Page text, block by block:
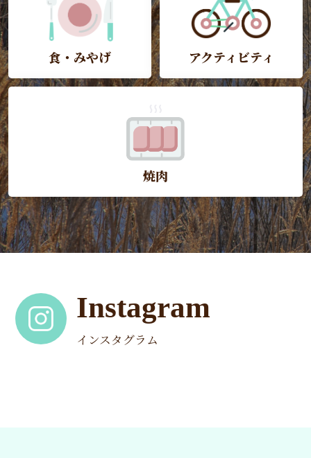
食・みやげ アクティビティ
焼肉
Instagram
インスタグラム